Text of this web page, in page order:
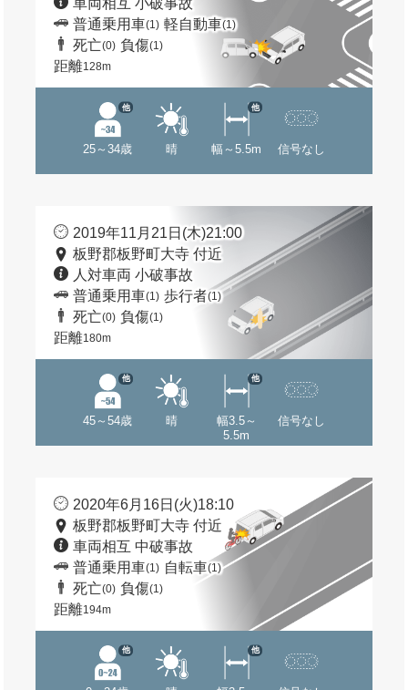
車両相互 小破事故
普通乗用車(1) 軽自動車(1)
死亡(0) 負傷(1)
距離128m
25～34歳
他
晴 幅～5.5m
他
信号なし
2019年11月21日(木)21:00
板野郡板野町大寺 付近
人対車両 小破事故
普通乗用車(1) 歩行者(1)
死亡(0) 負傷(1)
距離180m
45～54歳
他
晴
幅3.5～
5.5m
他
信号なし
2020年6月16日(火)18:10
板野郡板野町大寺 付近
車両相互 中破事故
普通乗用車(1) 自転車(1)
死亡(0) 負傷(1)
距離194m
他 他